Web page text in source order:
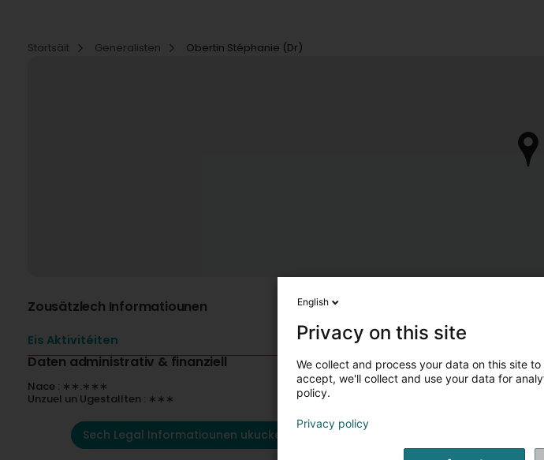
Startsäit
Generalisten Obertin Stéphanie (Dr)
Zousätzlech Informatiounen
Eis Aktivitéiten
Daten administrativ & finanziell
Nace : ∗∗.∗∗∗
Unzuel un Ugestallten : ∗∗∗
Sech Legal Informatiounen ukucken
English
Privacy on this site
We collect and process your data on this site
accept, we'll collect and use your data for
policy.
Privacy policy